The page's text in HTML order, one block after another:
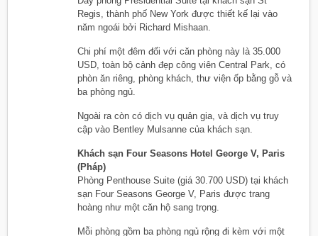
Regis, thành phố New York được thiết kế lại vào
năm ngoái bởi Richard Mishaan.
Chi phí một đêm đối với căn phòng này là 35.000
USD, toàn bộ cảnh đẹp công viên Central Park, có
phòn ăn riêng, phòng khách, thư viện ốp bằng gỗ và
ba phòng ngủ.
Ngoài ra còn có dịch vụ quản gia, và dịch vụ truy
cập vào Bentley Mulsanne của khách sạn.
Khách sạn Four Seasons Hotel George V, Paris
(Pháp)
Phòng Penthouse Suite (giá 30.700 USD) tại khách
sạn Four Seasons George V, Paris được trang
hoàng như một căn hộ sang trọng.
Mỗi phòng gồm ba phòng ngủ rộng đi kèm với một